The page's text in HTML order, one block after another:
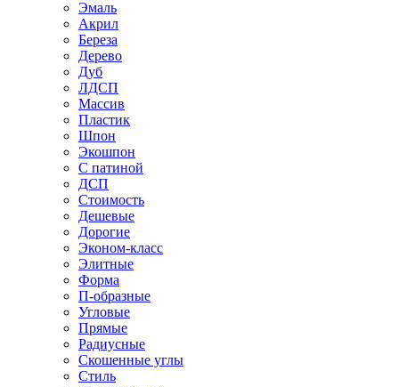
Эмаль
Акрил
Береза
Дерево
Дуб
ЛДСП
Массив
Пластик
Шпон
Экошпон
С патиной
ДСП
Стоимость
Дешевые
Дорогие
Эконом-класс
Элитные
Форма
П-образные
Угловые
Прямые
Радиусные
Скошенные углы
Стиль